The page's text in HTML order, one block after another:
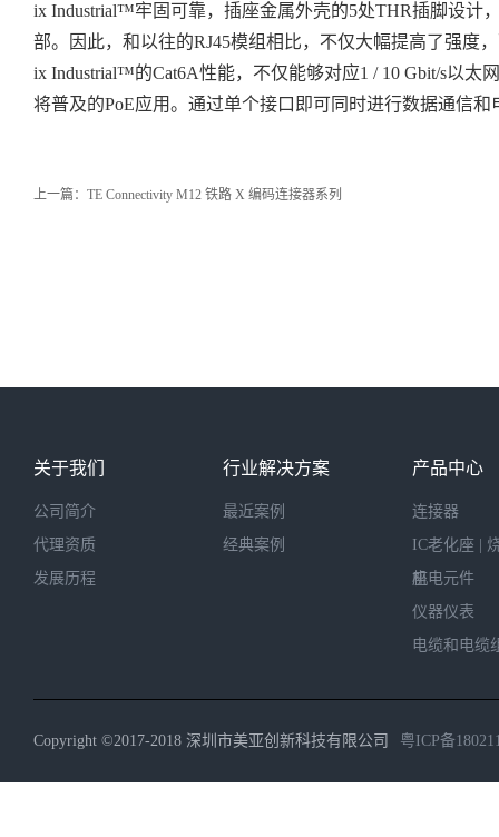
ix Industrial™牢固可靠，插座金属外壳的5处THR插脚设计
部。因此，和以往的RJ45模组相比，不仅大幅提高了强度
ix Industrial™的Cat6A性能，不仅能够对应1 / 10 Gbit/s以
将普及的PoE应用。通过单个接口即可同时进行数据通信
上一篇： TE Connectivity M12 铁路 X 编码连接器系列
关于我们
公司简介
代理资质
发展历程
行业解决方案
最近案例
经典案例
产品中心
连接器
IC老化座 |
座
机电元件
仪器仪表
电缆和电缆
Copyright ©2017-2018 深圳市美亚创新科技有限公司 粤ICP备